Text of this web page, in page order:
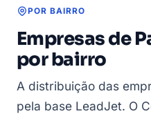
POR BAIRRO
Empresas de
por bairro
A distribuição das
pela base LeadJet. O